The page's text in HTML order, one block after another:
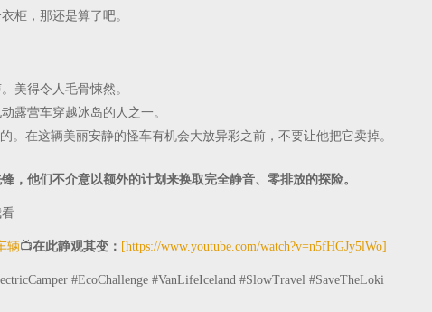
柜，那还是算了吧。
美得令人毛骨悚然。
露营车穿越冰岛的人之一。
。在这辆美丽安静的怪车有机会大放异彩之前，不要让他把它卖掉。
，他们不介意以额外的计划来换取完全静音、零排放的探险。
辆📺在此静观其变： [https://www.youtube.com/watch?v=n5fHGJy5lWo]
#EcoChallenge #VanLifeIceland #SlowTravel #SaveTheLoki